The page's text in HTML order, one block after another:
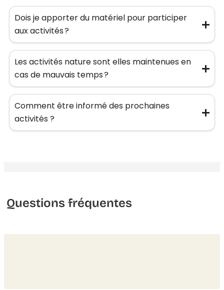
Dois je apporter du matériel pour participer
aux activités ?
Les activités nature sont elles maintenues en
cas de mauvais temps ?
Comment être informé des prochaines
activités ?
Questions fréquentes